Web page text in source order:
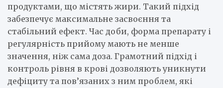
продуктами, що містять жири. Такий підхід
забезпечує максимальне засвоєння та
стабільний ефект. Час доби, форма препарату і
регулярність прийому мають не менше
значення, ніж сама доза. Грамотний підхід і
контроль рівня в крові дозволяють уникнути
дефіциту та пов’язаних з ним проблем, які